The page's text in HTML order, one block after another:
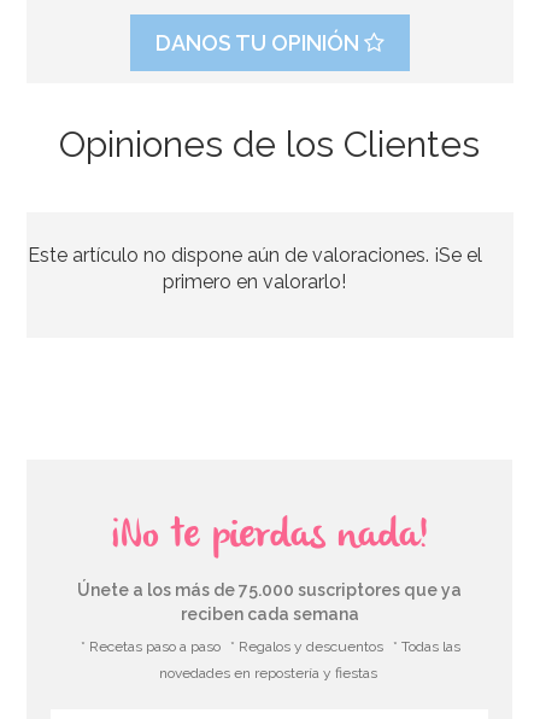
7,95€
DANOS TU OPINIÓN
Opiniones de los Clientes
Este artículo no dispone aún de valoraciones. ¡Se el
primero en valorarlo!
¡No te pierdas nada!
Únete a los más de 75.000 suscriptores que ya
reciben cada semana
* Recetas paso a paso * Regalos y descuentos
* Todas las
novedades en repostería y fiestas